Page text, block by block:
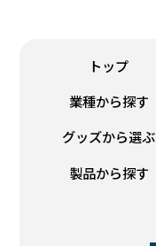
トップ
業種から探す
グッズから選ぶ
製品から探す